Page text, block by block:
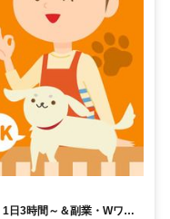
日3時間～＆副業・Wワー